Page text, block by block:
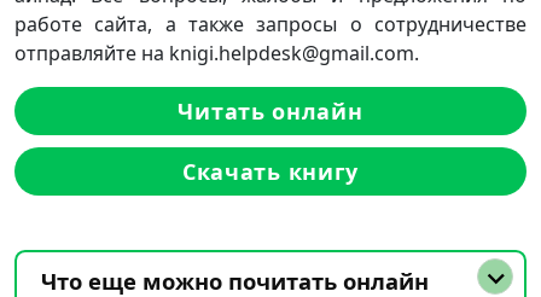
работе сайта, а также запросы о сотрудничестве
отправляйте на knigi.helpdesk@gmail.com.
Читать онлайн
Скачать книгу
Что еще можно почитать онлайн